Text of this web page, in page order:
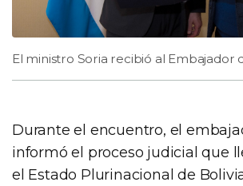
El ministro Soria recibió al Embajador
Durante el encuentro, el
informó el proceso judicial que
el Estado Plurinacional de